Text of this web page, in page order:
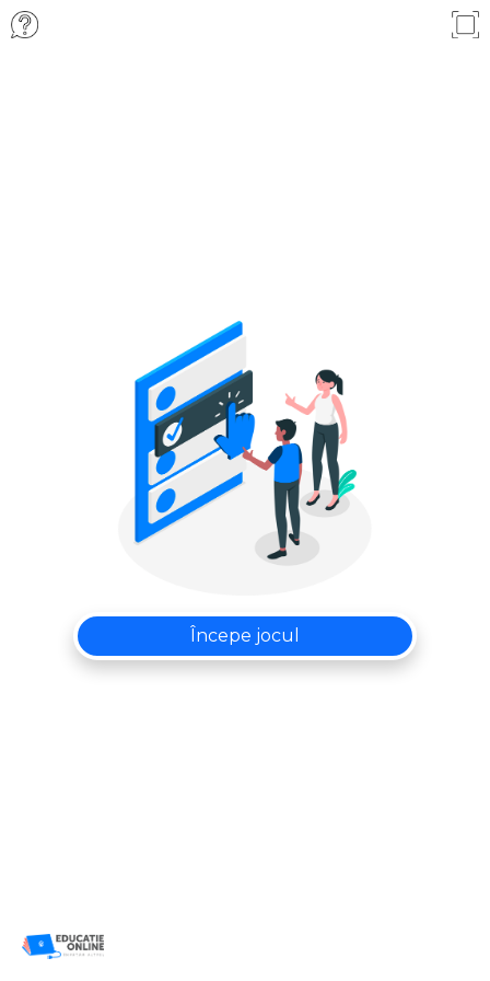
Începe jocul